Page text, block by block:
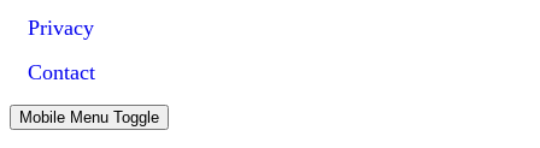
Privacy
Contact
Mobile Menu Toggle